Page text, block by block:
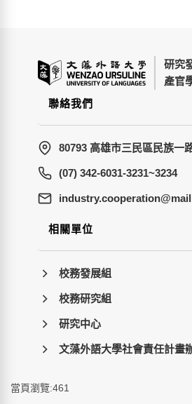
研究
產官
聯絡我們
80793 高雄市三民區民族一
(07) 342-6031-3231~3234
相關單位
校務發展組
校務研究組
研究中心
文藻外語大學社會責任計畫
當頁瀏覽:461